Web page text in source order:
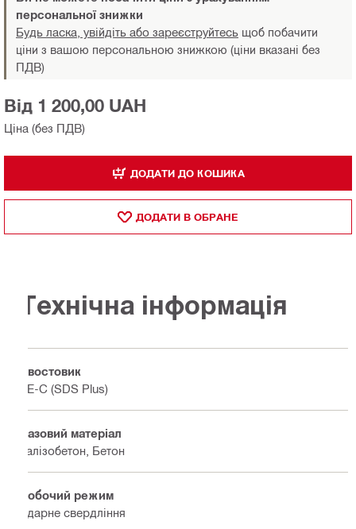
персональної знижки
Будь ласка, увійдіть або зареєструйтесь щоб побачити
ціни з вашою персональною знижкою (ціни вказані без
ПДВ)
Ціна (без ПДВ)
Від 1 200,00 UAH
ДОДАТИ ДО КОШИКА
ДОДАТИ В ОБРАНЕ
Технічна інформація
Хвостовик
TE-C (SDS Plus)
Базовий матеріал
Залізобетон, Бетон
Робочий режим
Ударне свердління